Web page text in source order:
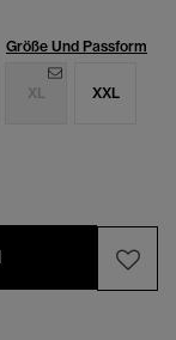
Größe Und Passform
XL XXL